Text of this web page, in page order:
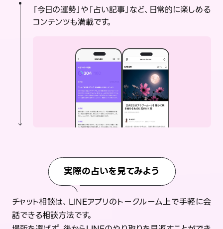
「今日の運勢」や「占い記事」など、日常的に楽しめる
コンテンツも満載です。
実際の占いを見てみよう
チャット相談は、LINEアプリのトークルーム上で手軽に会
話できる相談方法です。